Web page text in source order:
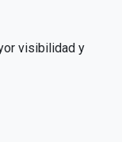
visibilidad y